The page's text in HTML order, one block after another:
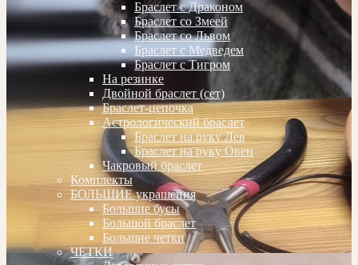
Браслет с Драконом
Браслет со Змеей
Браслет со Львом
Браслет с Медведем
Браслет с Тигром
На резинке
Двойной браслет (сет)
Браслет-цепочка
Астрологический браслет
Браслет на руку Лев
Браслет на руку Овен
Чакровый браслет
Комплекты
БОЛЬШИЕ украшения
Большие бусы
Большой браслет
Большие четки
ЧЕТКИ